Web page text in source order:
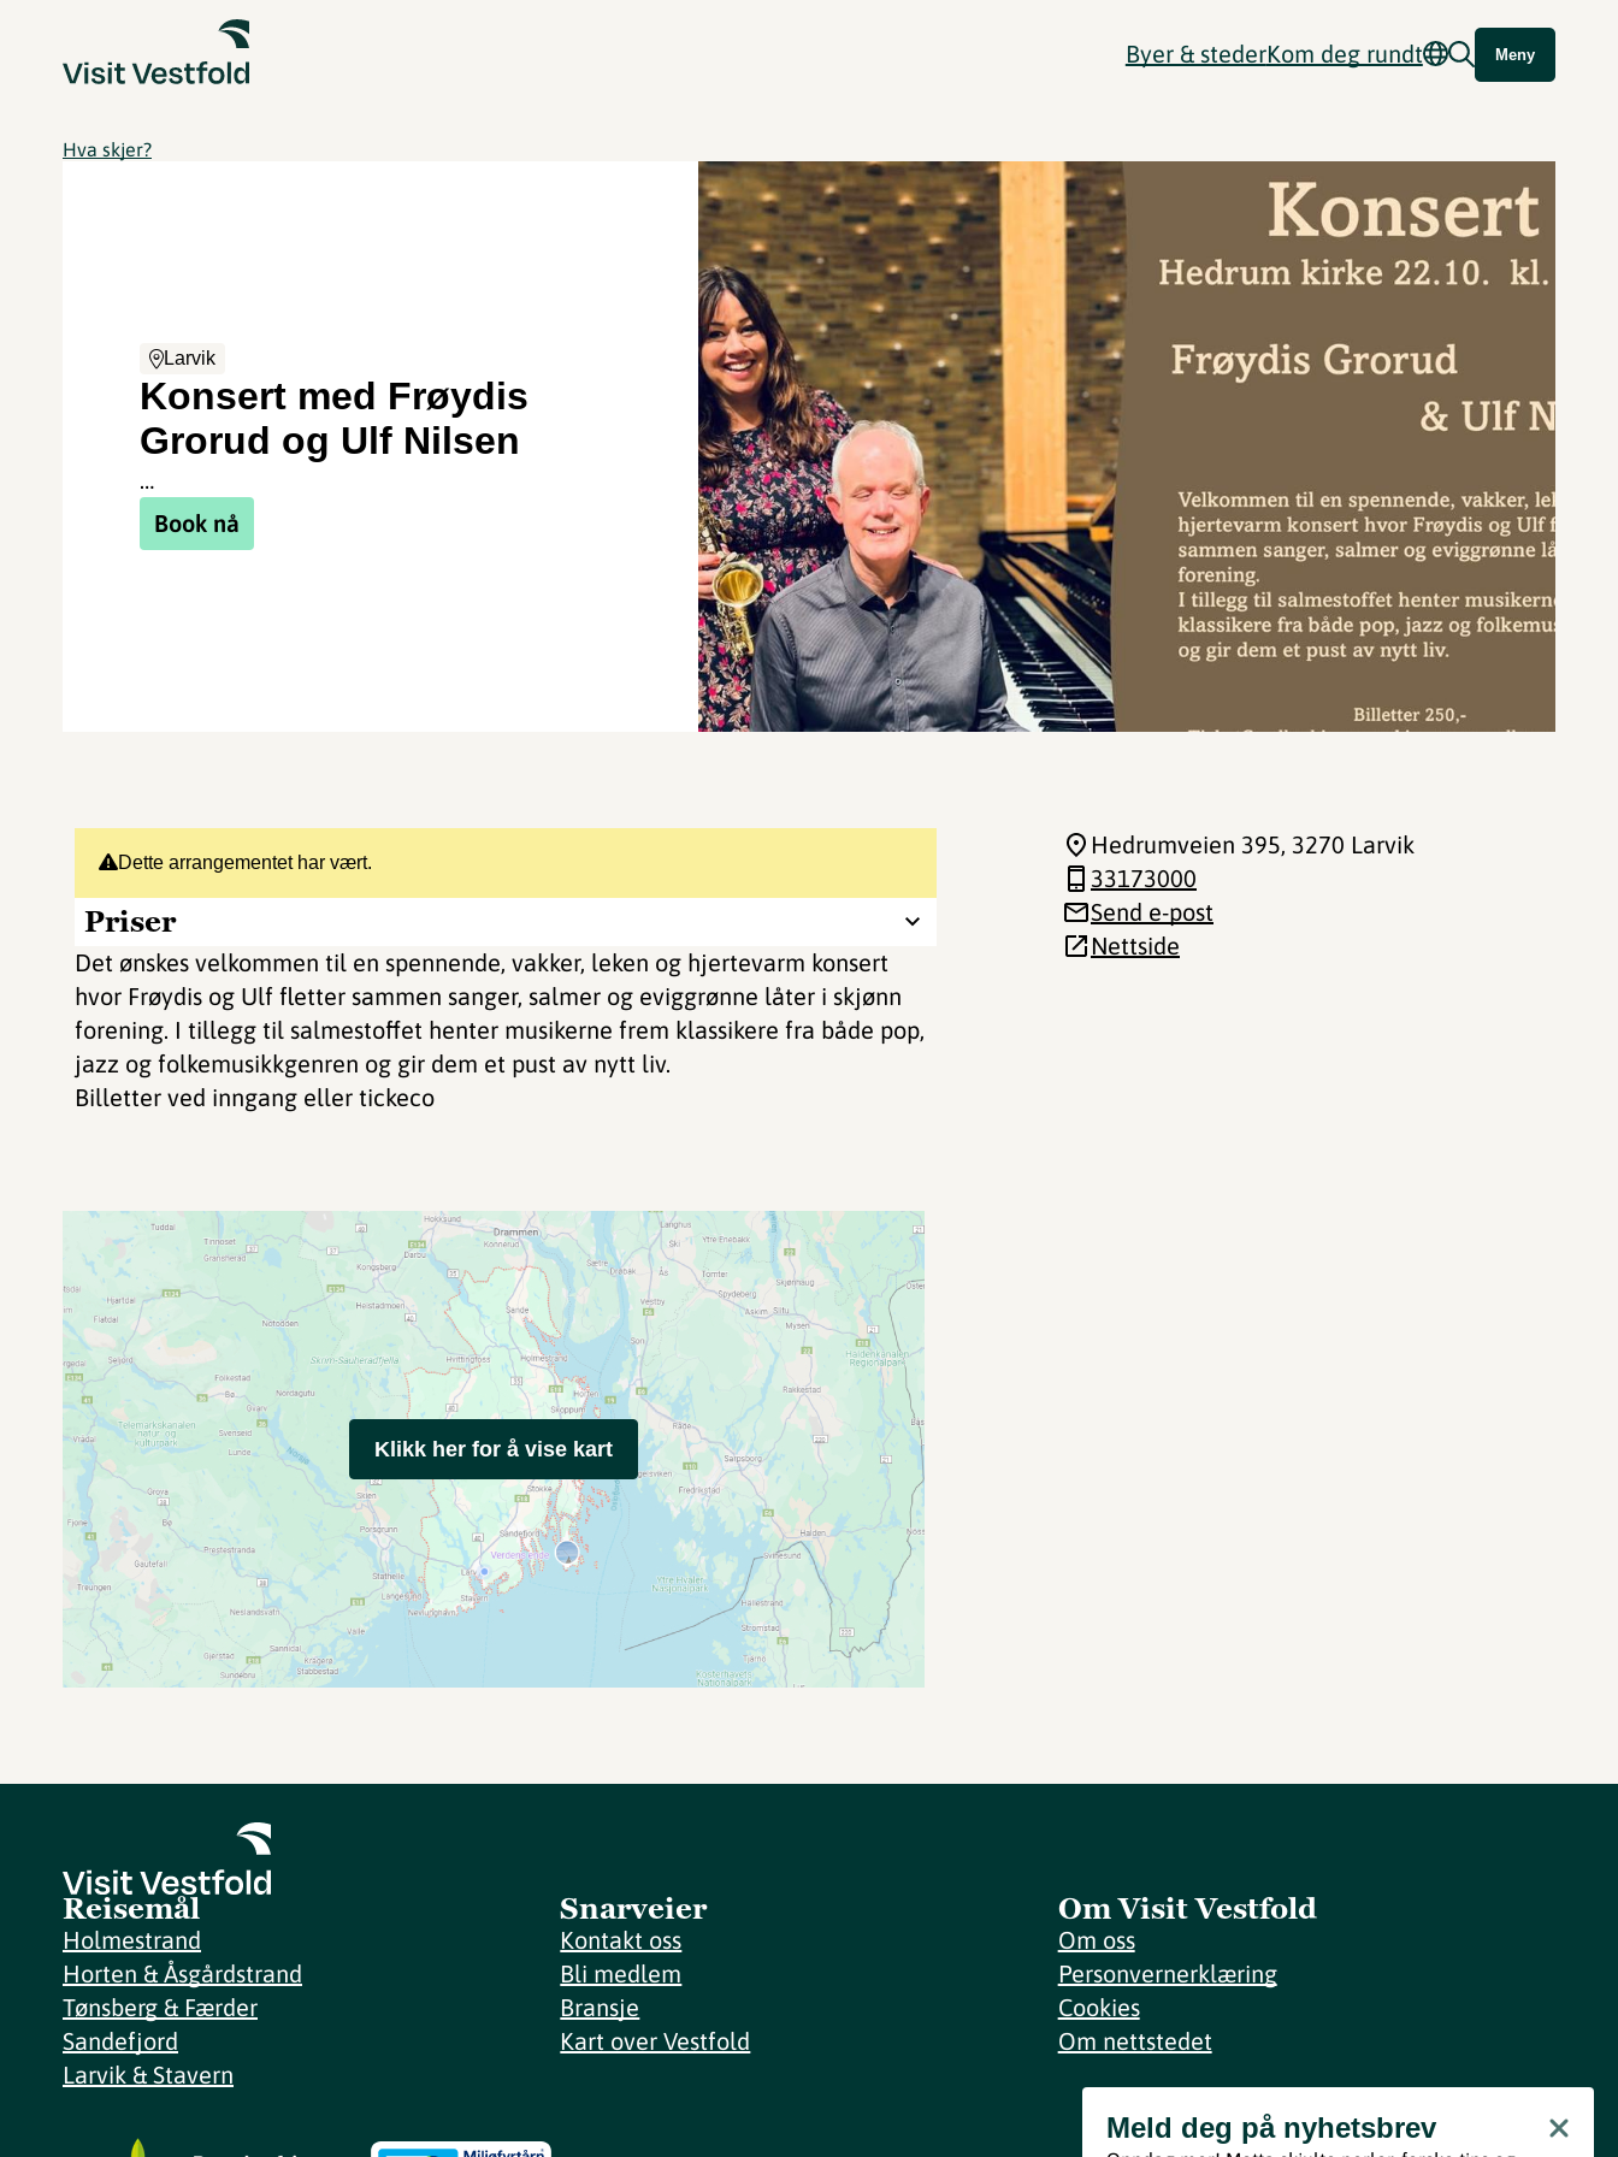
Byer & stederKom deg rundt Meny
Hva skjer?
Larvik
Konsert med Frøydis
Grorud og Ulf Nilsen
…
Book nå
Dette arrangementet har vært.
Priser
Det ønskes velkommen til en spennende, vakker, leken og hjertevarm konsert
hvor Frøydis og Ulf fletter sammen sanger, salmer og eviggrønne låter i skjønn
forening. I tillegg til salmestoffet henter musikerne frem klassikere fra både pop,
jazz og folkemusikkgenren og gir dem et pust av nytt liv.
Billetter ved inngang eller tickeco
Hedrumveien 395, 3270 Larvik
33173000
Send e-post
Nettside
Klikk her for å vise kart
Reisemål
Holmestrand
Horten & Åsgårdstrand
Tønsberg & Færder
Sandefjord
Larvik & Stavern
Snarveier
Kontakt oss
Bli medlem
Bransje
Kart over Vestfold
Om Visit Vestfold
Om oss
Personvernerklæring
Cookies
Om nettstedet
Meld deg på nyhetsbrev
Meld deg på nyhetsbrev